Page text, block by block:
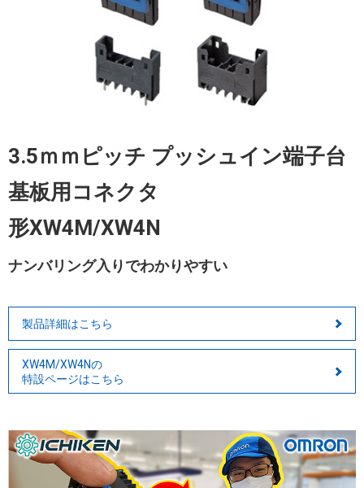
3.5ｍｍピッチ プッシュイン端子台
基板用コネクタ
形XW4M/XW4N
ナンバリング入りでわかりやすい
製品詳細はこちら
XW4M/XW4Nの
特設ページはこちら